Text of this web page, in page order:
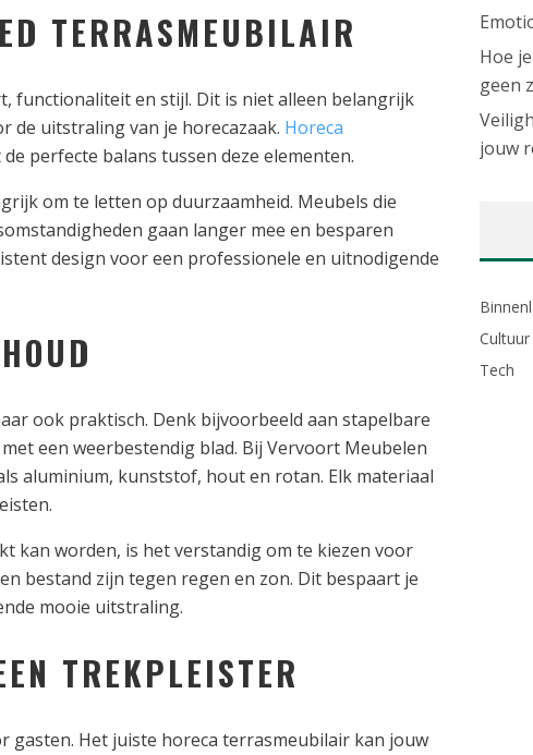
TERRASMEUBILAIR
functionaliteit en stijl. Dit is niet alleen belangrijk
de uitstraling van je horecazaak. Horeca
perfecte balans tussen deze elementen.
om te letten op duurzaamheid. Meubels die
gaan langer mee en besparen
design voor een professionele en uitnodigende
ook praktisch. Denk bijvoorbeeld aan stapelbare
een weerbestendig blad. Bij Vervoort Meubelen
aluminium, kunststof, hout en rotan. Elk materiaal
kan worden, is het verstandig om te kiezen voor
bestand zijn tegen regen en zon. Dit bespaart je
mooie uitstraling.
TREKPLEISTER
gasten. Het juiste horeca terrasmeubilair kan jouw
Hoe
geen
jouw
Tech